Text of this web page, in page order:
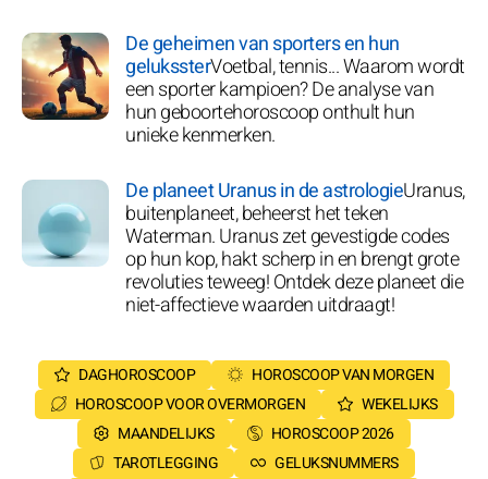
De geheimen van sporters en hun
gelukssterVoetbal, tennis... Waarom wordt
een sporter kampioen? De analyse van
hun geboortehoroscoop onthult hun
unieke kenmerken.
De planeet Uranus in de astrologieUranus,
buitenplaneet, beheerst het teken
Waterman. Uranus zet gevestigde codes
op hun kop, hakt scherp in en brengt grote
revoluties teweeg! Ontdek deze planeet die
niet-affectieve waarden uitdraagt!
DAGHOROSCOOP
HOROSCOOP VAN MORGEN
HOROSCOOP VOOR OVERMORGEN
WEKELIJKS
MAANDELIJKS
HOROSCOOP 2026
TAROTLEGGING
GELUKSNUMMERS